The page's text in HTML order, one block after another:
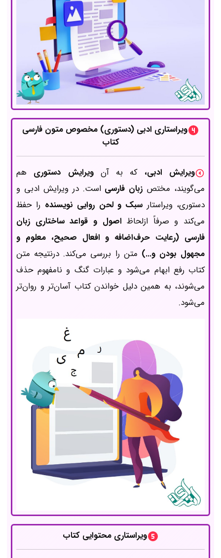
ویراستاری ادبی (دستوری) مخصوص متون فارسی
کتاب
ویرایش ادبی،که به آنویرایش دستوری هم
می‌گویند، مختص زبان فارسی است. در ویرایش ادبی و
دستوری، ویراستار سبک و لحن روایی نویسنده را حفظ
می‌کند و صرفاً ازلحاظ اصول و قواعد ساختاری زبان
فارسی (رعایت حرف‌اضافه و افعال صحیح، معلوم و
مجهول بودن و...) متن را بررسی می‌کند. درنتیجه متن
کتاب رفع ابهام می‌شود و عبارات گنگ و نامفهوم حذف
می‌شوند، به همین دلیل خواندن کتاب آسان‌تر و روان‌تر
می‌شود.
ویراستاری محتوایی کتاب